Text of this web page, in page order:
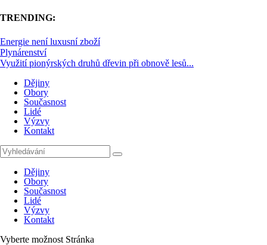
TRENDING:
Energie není luxusní zboží
Plynárenství
Využití pionýrských druhů dřevin při obnově lesů...
Dějiny
Obory
Současnost
Lidé
Výzvy
Kontakt
Dějiny
Obory
Současnost
Lidé
Výzvy
Kontakt
Vyberte možnost Stránka